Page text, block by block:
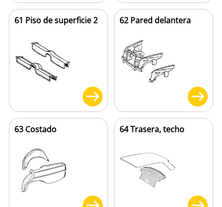
61 Piso de superficie 2 62 Pared delantera
63 Costado 64 Trasera, techo